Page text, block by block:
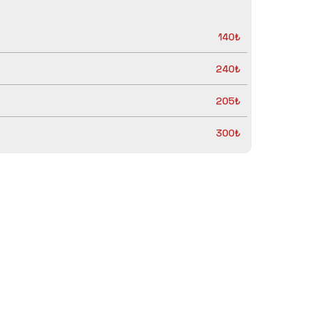
140₺
240₺
205₺
300₺